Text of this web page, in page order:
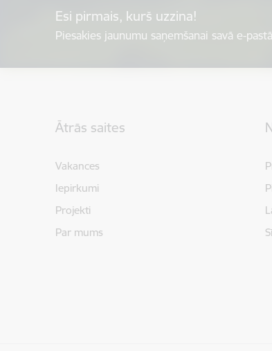
Esi pirmais, kurš uzzina!
Piesakies jaunumu saņemšanai savā e-
Ātrās saites
Vakances
Iepirkumi
Projekti
Par mums